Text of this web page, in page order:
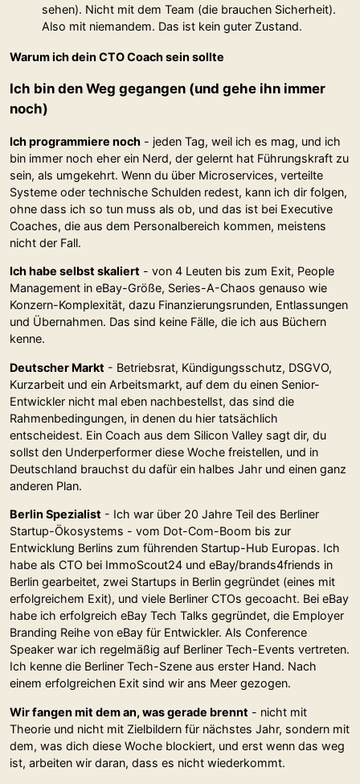
sehen). Nicht mit dem Team (die brauchen Sicherheit).
Also mit niemandem. Das ist kein guter Zustand.
Warum ich dein CTO Coach sein sollte
Ich bin den Weg gegangen (und gehe ihn immer
noch)
Ich programmiere noch - jeden Tag, weil ich es mag, und ich
bin immer noch eher ein Nerd, der gelernt hat Führungskraft zu
sein, als umgekehrt. Wenn du über Microservices, verteilte
Systeme oder technische Schulden redest, kann ich dir folgen,
ohne dass ich so tun muss als ob, und das ist bei Executive
Coaches, die aus dem Personalbereich kommen, meistens
nicht der Fall.
Ich habe selbst skaliert - von 4 Leuten bis zum Exit, People
Management in eBay-Größe, Series-A-Chaos genauso wie
Konzern-Komplexität, dazu Finanzierungsrunden, Entlassungen
und Übernahmen. Das sind keine Fälle, die ich aus Büchern
kenne.
Deutscher Markt - Betriebsrat, Kündigungsschutz, DSGVO,
Kurzarbeit und ein Arbeitsmarkt, auf dem du einen Senior-
Entwickler nicht mal eben nachbestellst, das sind die
Rahmenbedingungen, in denen du hier tatsächlich
entscheidest. Ein Coach aus dem Silicon Valley sagt dir, du
sollst den Underperformer diese Woche freistellen, und in
Deutschland brauchst du dafür ein halbes Jahr und einen ganz
anderen Plan.
Berlin Spezialist - Ich war über 20 Jahre Teil des Berliner
Startup-Ökosystems - vom Dot-Com-Boom bis zur
Entwicklung Berlins zum führenden Startup-Hub Europas. Ich
habe als CTO bei ImmoScout24 und eBay/brands4friends in
Berlin gearbeitet, zwei Startups in Berlin gegründet (eines mit
erfolgreichem Exit), und viele Berliner CTOs gecoacht. Bei eBay
habe ich erfolgreich eBay Tech Talks gegründet, die Employer
Branding Reihe von eBay für Entwickler. Als Conference
Speaker war ich regelmäßig auf Berliner Tech-Events vertreten.
Ich kenne die Berliner Tech-Szene aus erster Hand. Nach
einem erfolgreichen Exit sind wir ans Meer gezogen.
Wir fangen mit dem an, was gerade brennt - nicht mit
Theorie und nicht mit Zielbildern für nächstes Jahr, sondern mit
dem, was dich diese Woche blockiert, und erst wenn das weg
ist, arbeiten wir daran, dass es nicht wiederkommt.